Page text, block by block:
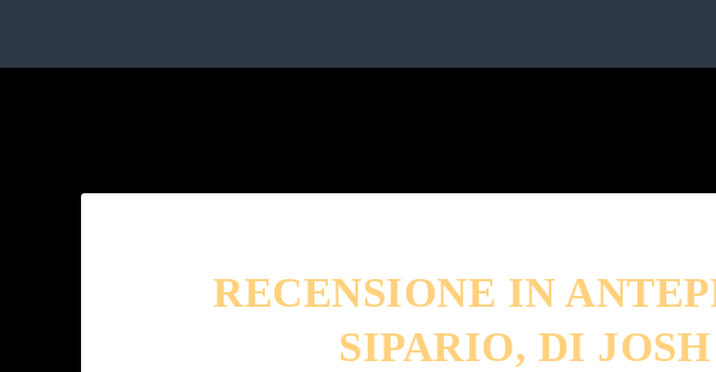
RECENSIONE IN
SIPARIO, DI